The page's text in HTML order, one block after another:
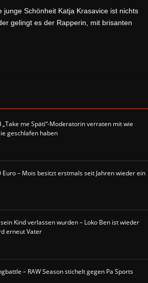
junge Schönheit Katja Krasavice ist nichts
gelingt es der Rapperin, mit brisanten
„Take me Späti“-Moderatorin verraten mit wie
geschlafen haben
Euro – Mois besitzt erstmals seit Jahren wieder ein
Kind verlassen wurden – Loko Ben ist wieder
erneut Vater
– RAW Season stichelt gegen Pa Sports